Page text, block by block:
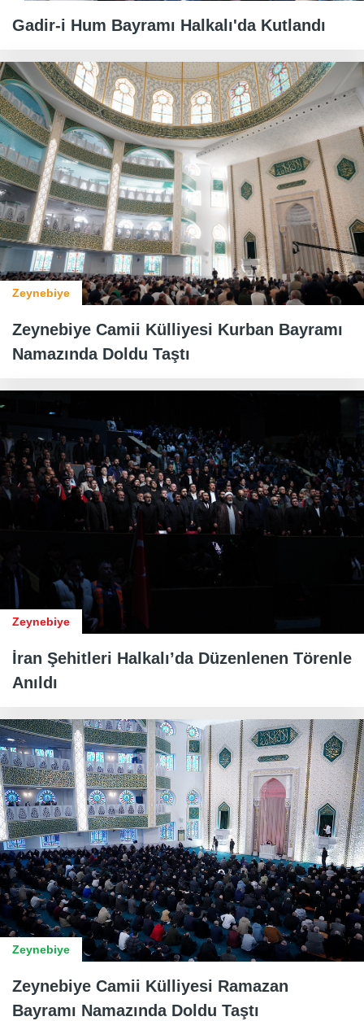
Gadir-i Hum Bayramı Halkalı'da Kutlandı
Zeynebiye
Zeynebiye Camii Külliyesi Kurban Bayramı
Namazında Doldu Taştı
Zeynebiye
İran Şehitleri Halkalı’da Düzenlenen Törenle
Anıldı
Zeynebiye
Zeynebiye Camii Külliyesi Ramazan
Bayramı Namazında Doldu Taştı